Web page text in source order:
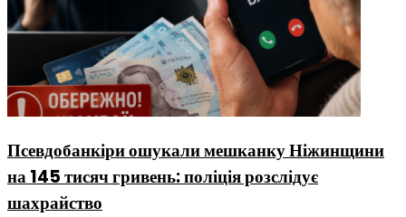
Псевдобанкіри ошукали мешканку Ніжинщини
на 145 тисяч гривень: поліція розслідує
шахрайство